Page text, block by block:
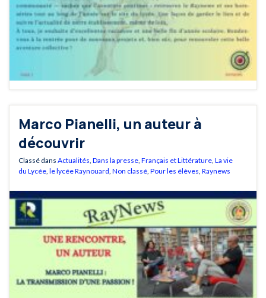
Marco Pianelli, un auteur à
découvrir
Classé dans Actualités Dans la presse Français et Littérature La vie
du Lycée le lycée Raynouard Non classé Pour les élèves Raynews